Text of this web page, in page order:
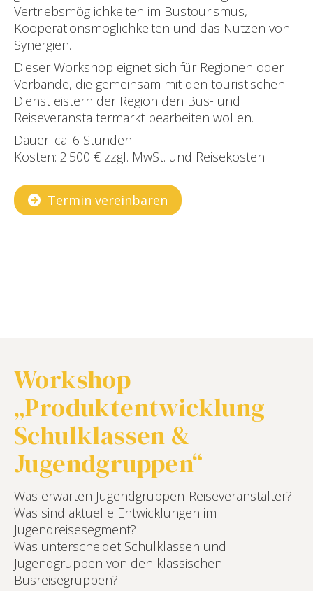
Vertriebsmöglichkeiten im Bustourismus,
Kooperationsmöglichkeiten und das Nutzen von
Synergien.
Dieser Workshop eignet sich für Regionen oder
Verbände, die gemeinsam mit den touristischen
Dienstleistern der Region den Bus- und
Reiseveranstaltermarkt bearbeiten wollen.
Dauer: ca. 6 Stunden
Kosten: 2.500 € zzgl. MwSt. und Reisekosten
Termin vereinbaren
Workshop
„Produktentwicklung
Schulklassen &
Jugendgruppen“
Was erwarten Jugendgruppen-Reiseveranstalter?
Was sind aktuelle Entwicklungen im
Jugendreisesegment?
Was unterscheidet Schulklassen und
Jugendgruppen von den klassischen
Busreisegruppen?